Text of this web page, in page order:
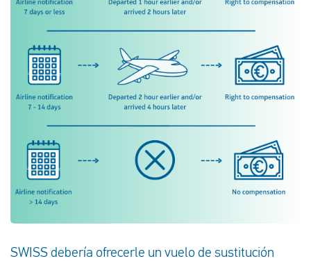
SWISS debería ofrecerle un vuelo de sustitución